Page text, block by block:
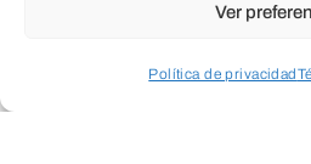
Ver
Política de privacidad